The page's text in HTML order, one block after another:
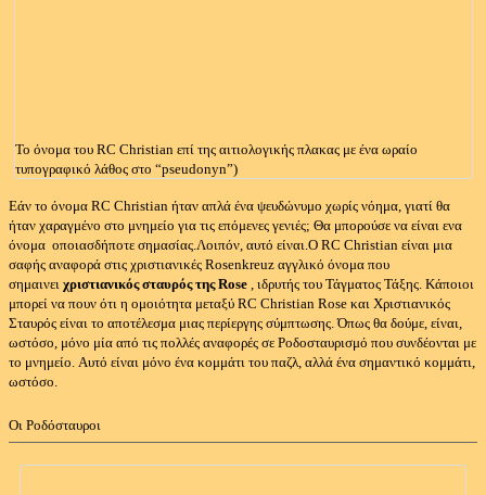
Το όνομα του RC Christian επί της αιτιολογικής πλακας με ένα ωραίο
τυπογραφικό λάθος στο “pseudonyn”)
Εάν το όνομα RC Christian ήταν απλά ένα ψευδώνυμο χωρίς νόημα, γιατί θα
ήταν χαραγμένο στο μνημείο για τις επόμενες γενιές; Θα μπορούσε να είναι ενα
όνομα οποιασδήποτε σημασίας.Λοιπόν, αυτό είναι.Ο RC Christian είναι μια
σαφής αναφορά στις χριστιανικές Rosenkreuz αγγλικό όνομα που
σημαινει χριστιανικός σταυρός της Rose , ιδρυτής του Τάγματος Τάξης. Κάποιοι
μπορεί να πουν ότι η ομοιότητα μεταξύ RC Christian Rose και Χριστιανικός
Σταυρός είναι το αποτέλεσμα μιας περίεργης σύμπτωσης.Όπως θα δούμε, είναι,
ωστόσο, μόνο μία από τις πολλές αναφορές σε Ροδοσταυρισμό που συνδέονται με
το μνημείο. Αυτό είναι μόνο ένα κομμάτι του παζλ, αλλά ένα σημαντικό κομμάτι,
ωστόσο.
Οι Ροδόσταυροι